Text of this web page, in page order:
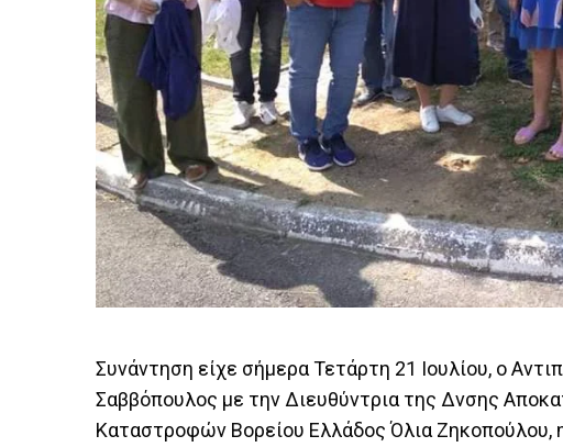
Συνάντηση είχε σήμερα Τετάρτη 21 Ιουλίου, ο
Σαββόπουλος με την Διευθύντρια της Δνσης
Καταστροφών Βορείου Ελλάδος Όλια Ζηκοπούλου,